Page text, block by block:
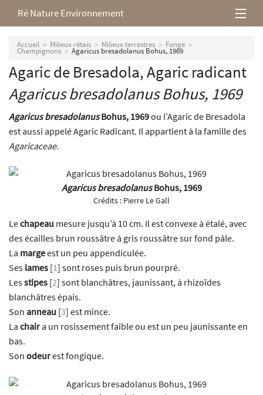
Ré Nature Environnement
L’association
Milieux rétais
Nos parutions
Accueil Milieux rétais Milieux terrestres Fonge
Champignons Agaricus bresadolanus Bohus, 1969
Agaric de Bresadola, Agaric radicant
Agaricus bresadolanusBohus, 1969
Agaricus bresadolanusBohus, 1969ou l’Agaric de Bresadola
est aussi appelé Agaric Radicant. Il appartient à la famille des
Agaricaceae.
Agaricus bresadolanusBohus, 1969
Crédits : Pierre Le Gall
Lechapeau mesure jusqu’à 10 cm. Il est convexe à étalé, avec
des écailles brun roussâtre à gris roussâtre sur fond pâle.
La margeest un peu appendiculée.
Ses lames [1] sont roses puis brun pourpré.
Lesstipes [2] sont blanchâtres, jaunissant, à rhizoïdes
blanchâtres épais.
Son anneau [3] est mince.
La chaira un rosissement faible ou est un peu jaunissante en
bas.
Son odeurest fongique.